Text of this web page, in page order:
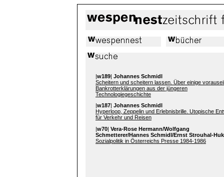
|w189| Johannes Schmidl
Scheitern und scheitern lassen. Über einige
Bankrotterklärungen aus der jüngeren
Technologiegeschichte
w187 Johannes Schmidl
Hyperloop, Zeppelin und Erlebnisbrille. Utopische
für Verkehr und Reisen
|w70| Vera-Rose Hermann/Wolfgang
Schmetterer/Hannes Schmidl/Ernst Strouhal-Huk
Sozialpolitik in Österreichs Presse 1984-1986